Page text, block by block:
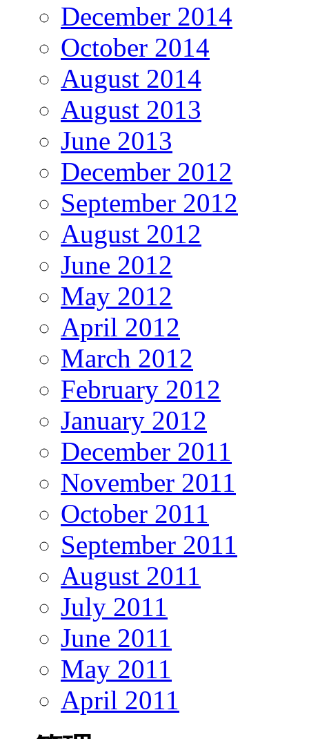
December 2014
October 2014
August 2014
August 2013
June 2013
December 2012
September 2012
August 2012
June 2012
May 2012
April 2012
March 2012
February 2012
January 2012
December 2011
November 2011
October 2011
September 2011
August 2011
July 2011
June 2011
May 2011
April 2011